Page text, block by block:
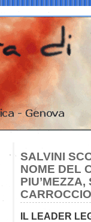
SALVINI
NOME DEL
IL LEADER